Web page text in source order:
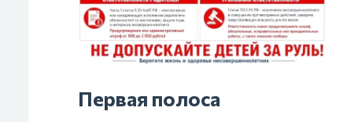
Первая полоса